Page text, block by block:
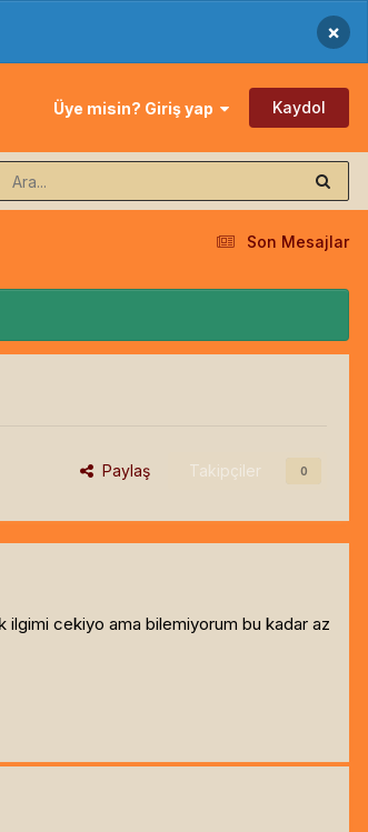
×
Üye misin? Giriş yap Kaydol
Son Mesajlar
Paylaş Takipçiler 0
ilgimi cekiyo ama bilemiyorum bu kadar az